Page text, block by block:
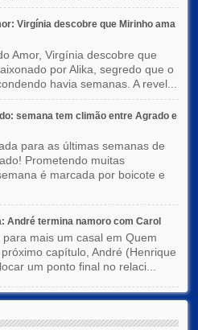
Virgínia descobre que Mirinho ama
Amor, Virgínia descobre que
por Alika, segredo que o
havia semanas. A revel...
semana tem climão entre Agrado e
para as últimas semanas de
Prometendo muitas
é marcada por boicote e
André termina namoro com Carol
para mais um casal em Quem
capítulo, André (Henrique
um ponto final no relaci...